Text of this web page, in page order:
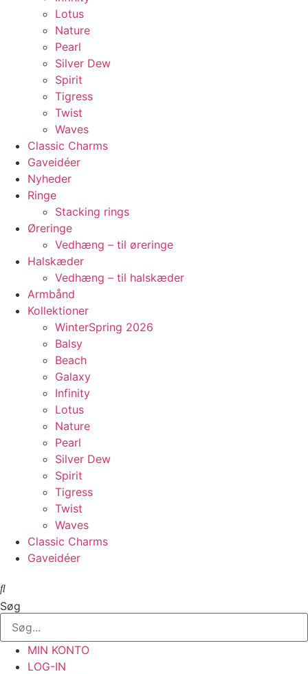
Lotus
Nature
Pearl
Silver Dew
Spirit
Tigress
Twist
Waves
Classic Charms
Gaveidéer
Nyheder
Ringe
Stacking rings
Øreringe
Vedhæng – til øreringe
Halskæder
Vedhæng – til halskæder
Armbånd
Kollektioner
WinterSpring 2026
Balsy
Beach
Galaxy
Infinity
Lotus
Nature
Pearl
Silver Dew
Spirit
Tigress
Twist
Waves
Classic Charms
Gaveidéer
Søg
MIN KONTO
LOG-IN